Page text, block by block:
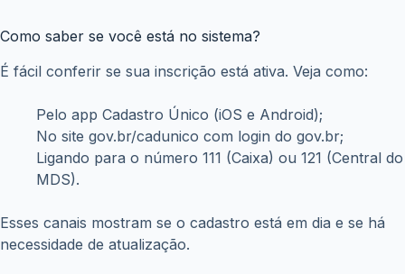
Como saber se você está no sistema?
É fácil conferir se sua inscrição está ativa. Veja como:
Pelo app Cadastro Único (iOS e Android);
No site gov.br/cadunico com login do gov.br;
Ligando para o número 111 (Caixa) ou 121 (Central do
MDS).
Esses canais mostram se o cadastro está em dia e se há
necessidade de atualização.